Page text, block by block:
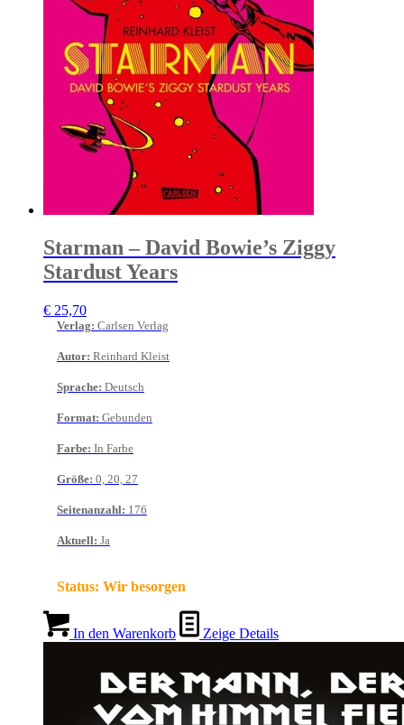
Starman – David Bowie’s Ziggy
Stardust Years
€ 25,70
Verlag: Carlsen Verlag
Autor: Reinhard Kleist
Sprache: Deutsch
Format: Gebunden
Farbe: In Farbe
Größe: 0, 20, 27
Seitenanzahl: 176
Aktuell: Ja
Status: Wir besorgen
In den Warenkorb Zeige Details